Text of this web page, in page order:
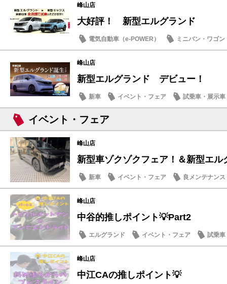
峰山店
大好評！ 新型エルグランド
電気自動車（e-POWER）
ミニバン・ワゴン
新車
峰山店
新型エルグランド デビュー！
新車 イベント・フェア 試乗車・展示車
イベント・フェア
峰山店
新型車ゾクゾクフェア！＆新型エル
新車 イベント・フェア 良メンテナンス
峰山店
中谷的推しポイント💡Part2
エルグランド イベント・フェア
試乗車
日産の技術
峰山店
中江CAの推しポイント💡